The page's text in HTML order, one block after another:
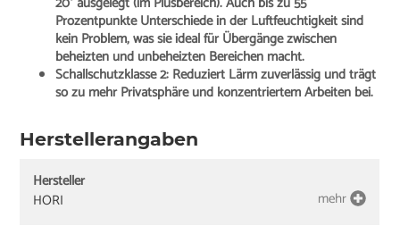
Prozentpunkte Unterschiede in der Luftfeuchtigkeit sind
kein Problem, was sie ideal für Übergänge zwischen
beheizten und unbeheizten Bereichen macht.
Schallschutzklasse 2: Reduziert Lärm zuverlässig und trägt
so zu mehr Privatsphäre und konzentriertem Arbeiten bei.
Herstellerangaben
Hersteller
HORI
mehr